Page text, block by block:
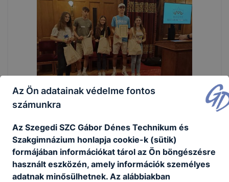
Az Ön adatainak védelme fontos
számunkra
Az Szegedi SZC Gábor Dénes Technikum és
Szakgimnázium honlapja cookie-k (sütik)
formájában információkat tárol az Ön böngészésre
használt eszközén, amely információk személyes
adatnak minősülhetnek. Az alábbiakban